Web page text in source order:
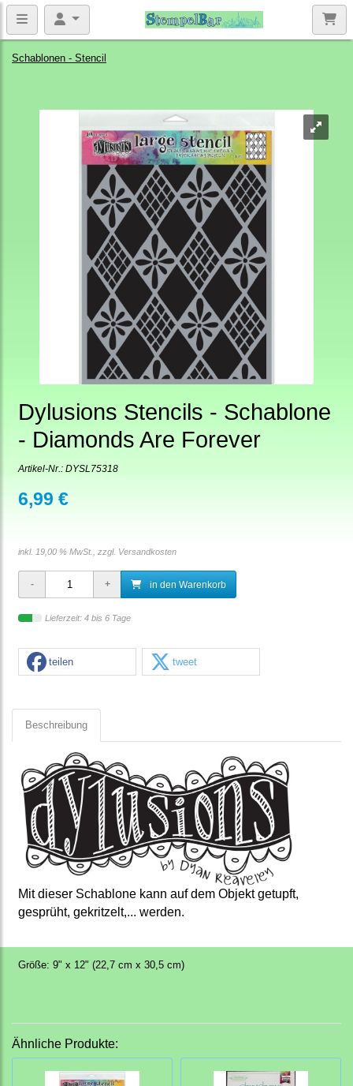
Schablonen - Stencil
Dylusions Stencils - Schablone
- Diamonds Are Forever
Artikel-Nr.: DYSL75318
6,99 €
inkl. 19,00 % MwSt., zzgl. Versandkosten
in den Warenkorb
Lieferzeit: 4 bis 6 Tage
teilen tweet
Beschreibung
Mit dieser Schablone kann auf dem Objekt getupft,
gesprüht, gekritzelt,... werden.
Größe: 9" x 12" (22,7 cm x 30,5 cm)
Ähnliche Produkte: